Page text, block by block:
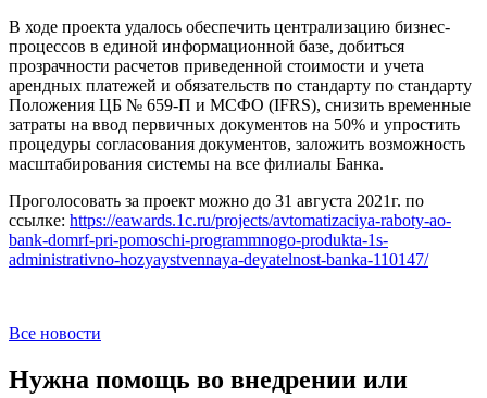
В ходе проекта удалось обеспечить централизацию бизнес-
процессов в единой информационной базе, добиться
прозрачности расчетов приведенной стоимости и учета
арендных платежей и обязательств по стандарту по стандарту
Положения ЦБ № 659-П и МСФО (IFRS), снизить временные
затраты на ввод первичных документов на 50% и упростить
процедуры согласования документов, заложить возможность
масштабирования системы на все филиалы Банка.
Проголосовать за проект можно до 31 августа 2021г. по
ссылке: https://eawards.1c.ru/projects/avtomatizaciya-raboty-ao-
bank-domrf-pri-pomoschi-programmnogo-produkta-1s-
administrativno-hozyaystvennaya-deyatelnost-banka-110147/
Все новости
Нужна помощь во внедрении или